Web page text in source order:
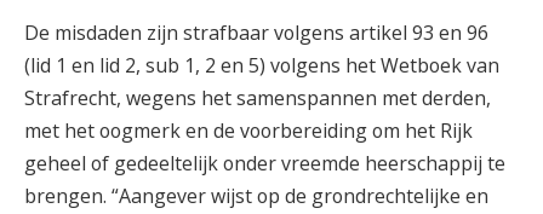
De misdaden zijn strafbaar volgens artikel 93 en 96
(lid 1 en lid 2, sub 1, 2 en 5) volgens het Wetboek van
Strafrecht, wegens het samenspannen met derden,
met het oogmerk en de voorbereiding om het Rijk
geheel of gedeeltelijk onder vreemde heerschappij te
brengen. “Aangever wijst op de grondrechtelijke en